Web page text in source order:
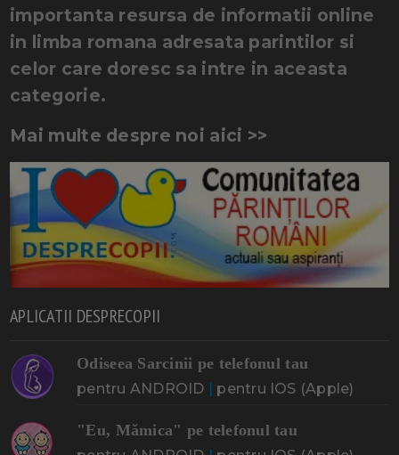
importanta resursa de informatii online
in limba romana adresata parintilor si
celor care doresc sa intre in aceasta
categorie.
Mai multe despre noi aici >>
APLICATII DESPRECOPII
Odiseea Sarcinii pe telefonul tau
pentru ANDROID pentru IOS (Apple)
"Eu, Mămica" pe telefonul tau